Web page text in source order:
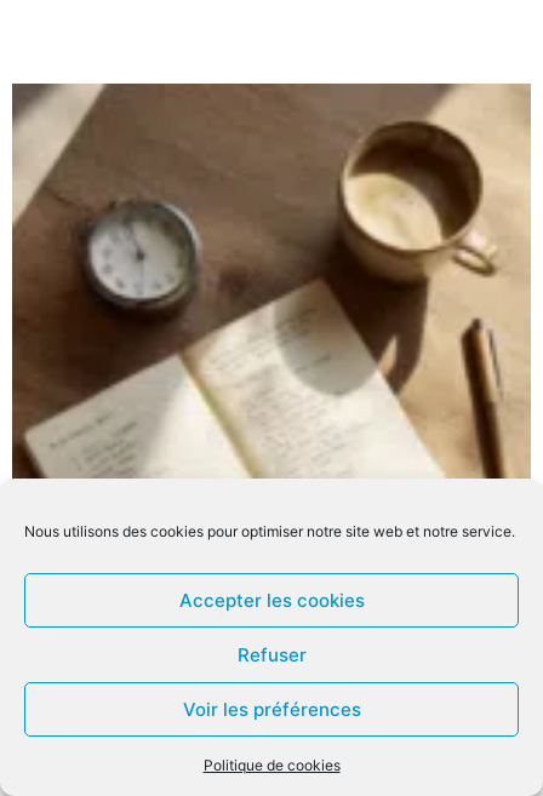
Nous utilisons des cookies pour optimiser notre site web et notre service.
Accepter les cookies
Refuser
Voir les préférences
Politique de cookies